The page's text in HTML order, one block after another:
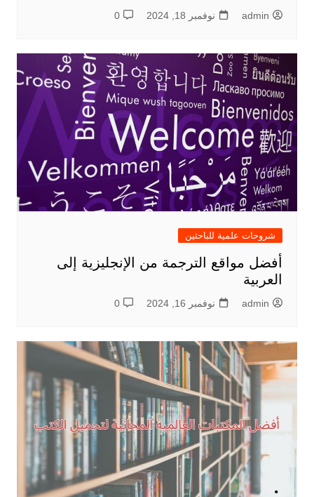
admin نوفمبر 18, 2024 0
شروحات علمية للباحثين
أفضل مواقع الترجمة من الإنجليزية إلى
العربية
admin نوفمبر 16, 2024 0